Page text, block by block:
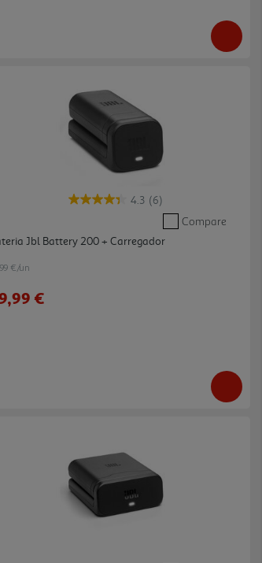
4.3 (6)
Compare
Jbl Battery 200 + Carregador
€/un
€